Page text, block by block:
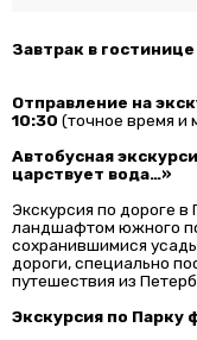
Завтрак в гостинице
Отправление на
10:30(точное время и
Автобусная
царствует вода…»
Экскурсия по дороге
ландшафтом южного
сохранившимися
дороги, специально
путешествия из
Экскурсия по Парку